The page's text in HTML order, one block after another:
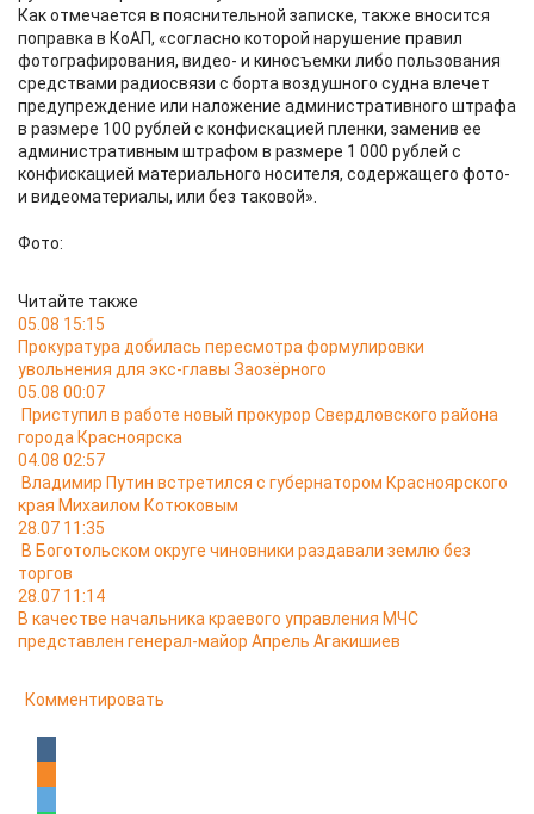
Как отмечается в пояснительной записке, также вносится
поправка в КоАП, «согласно которой нарушение правил
фотографирования, видео- и киносъемки либо пользования
средствами радиосвязи с борта воздушного судна влечет
предупреждение или наложение административного штрафа
в размере 100 рублей с конфискацией пленки, заменив ее
административным штрафом в размере 1 000 рублей с
конфискацией материального носителя, содержащего фото-
и видеоматериалы, или без таковой».
Фото:
Читайте также
05.08 15:15
Прокуратура добилась пересмотра формулировки
увольнения для экс-главы Заозёрного
05.08 00:07
Приступил в работе новый прокурор Свердловского района
города Красноярска
04.08 02:57
Владимир Путин встретился с губернатором Красноярского
края Михаилом Котюковым
28.07 11:35
В Боготольском округе чиновники раздавали землю без
торгов
28.07 11:14
В качестве начальника краевого управления МЧС
представлен генерал-майор Апрель Агакишиев
Комментировать